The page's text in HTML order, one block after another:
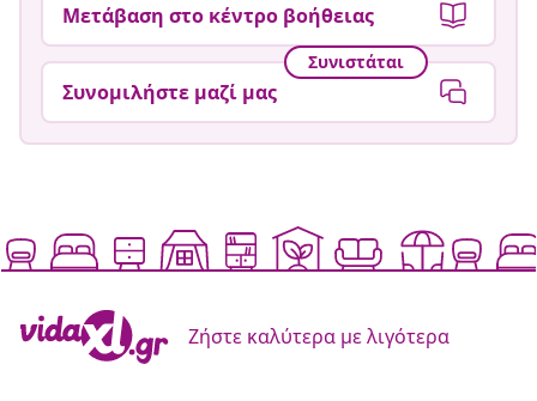
Μετάβαση στο κέντρο βοήθειας
Συνιστάται
Συνομιλήστε μαζί μας
Ζήστε καλύτερα με λιγότερα